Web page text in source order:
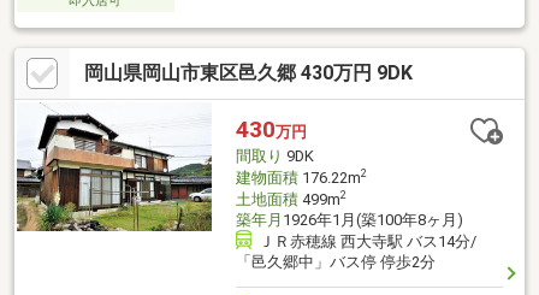
岡山県岡山市東区邑久郷 430万円 9DK
430万円
間取り 9DK
建物面積176.22m2
土地面積499m2
築年月 1926年1月(築100年8ヶ月)
ＪＲ赤穂線 西大寺駅 バス14分/
「邑久郷中」バス停 停歩2分